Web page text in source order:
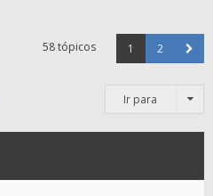
58 tópicos 1 2
Ir para